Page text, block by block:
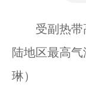
受副热带高
陆地区最高
琳）